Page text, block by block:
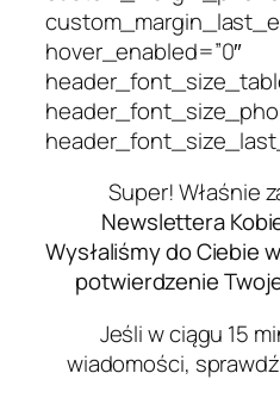
hover_enabled=”0″
Super! Właśnie
Newslettera
Wysłaliśmy do Ciebie
potwierdzenie
Jeśli w ciągu 15
wiadomości,